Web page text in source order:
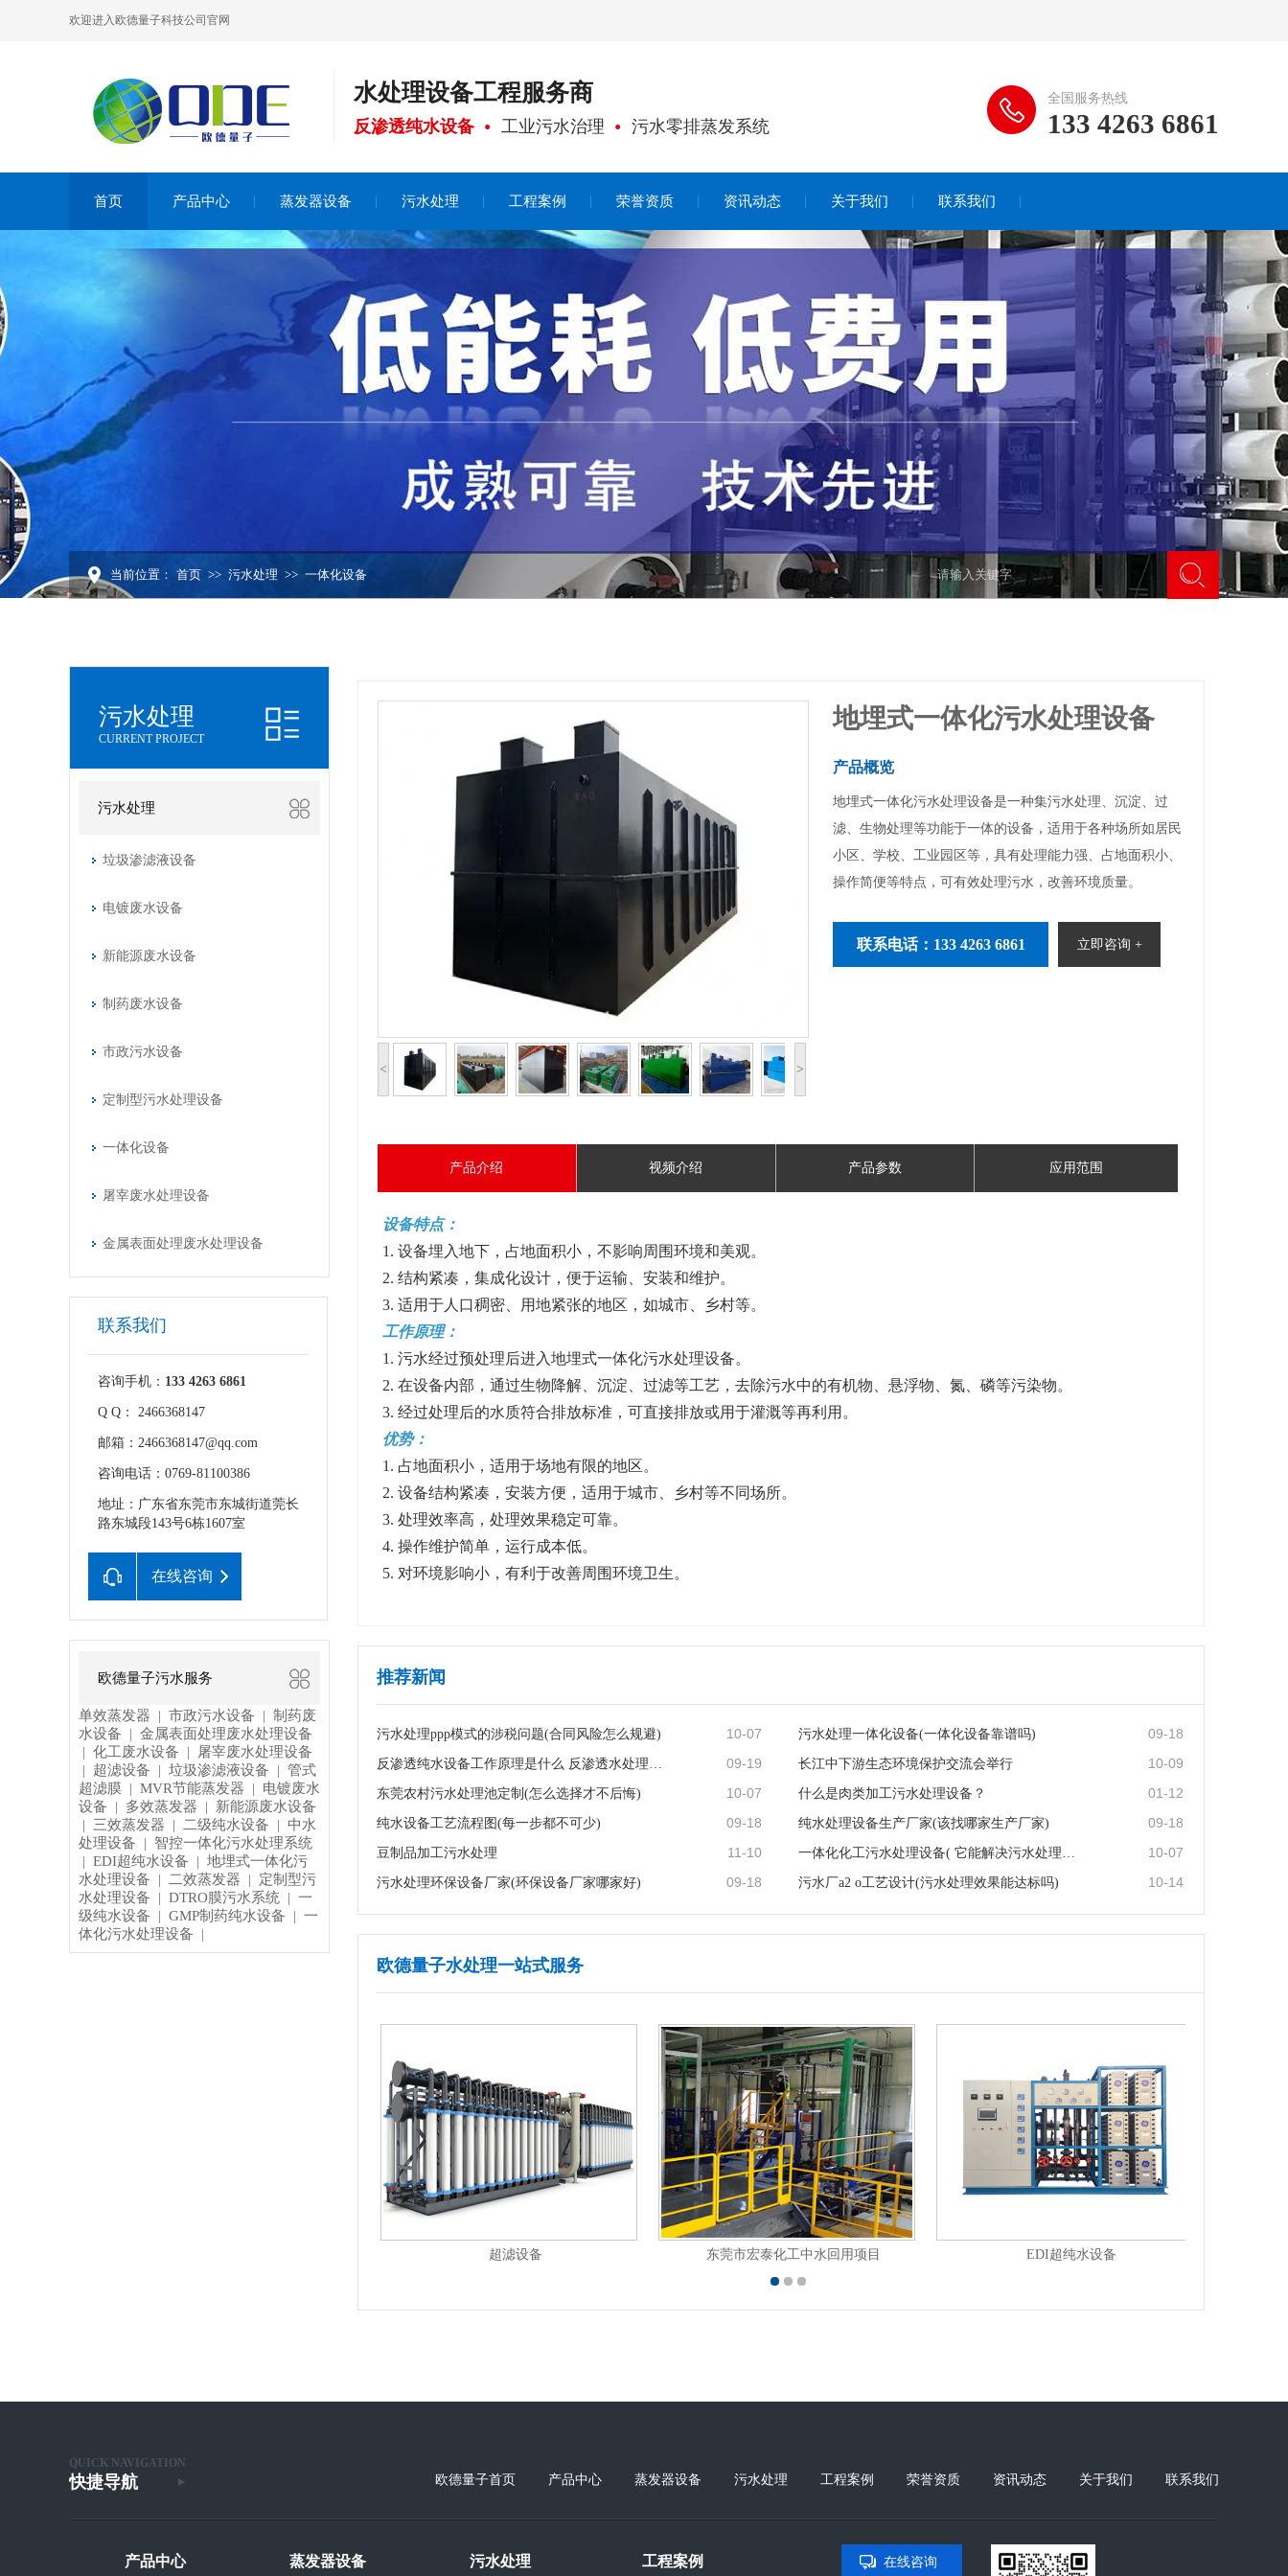
欢迎进入欧德量子科技公司官网
水处理设备工程服务商
反渗透纯水设备 工业污水治理 污水零排蒸发系统
全国服务热线
133 4263 6861
首页 产品中心 蒸发器设备 污水处理 工程案例 荣誉资质 资讯动态 关于我们 联系我们
当前位置： 首页 >> 污水处理 >> 一体化设备
污水处理
CURRENT PROJECT
污水处理
垃圾渗滤液设备
电镀废水设备
新能源废水设备
制药废水设备
市政污水设备
定制型污水处理设备
一体化设备
屠宰废水处理设备
金属表面处理废水处理设备
联系我们
咨询手机： 133 4263 6861
Q Q： 2466368147
邮箱：2466368147@qq.com
咨询电话：0769-81100386
地址：广东省东莞市东城街道莞长
路东城段143号6栋1607室
在线咨询
欧德量子污水服务
单效蒸发器 市政污水设备
制药废
水设备
金属表面处理废水处理设备
化工废水设备 屠宰废水处理设备
超滤设备 垃圾渗滤液设备
管式
超滤膜
MVR节能蒸发器
电镀废水
设备
多效蒸发器 新能源废水设备
三效蒸发器 二级纯水设备
中水
处理设备
智控一体化污水处理系统
EDI超纯水设备
地埋式一体化污
水处理设备
二效蒸发器
定制型污
水处理设备
DTRO膜污水系统
一
级纯水设备
GMP制药纯水设备
一
体化污水处理设备
< >
地埋式一体化污水处理设备
产品概览
地埋式一体化污水处理设备是一种集污水处理、沉淀、过
滤、生物处理等功能于一体的设备，适用于各种场所如居民
小区、学校、工业园区等，具有处理能力强、占地面积小、
操作简便等特点，可有效处理污水，改善环境质量。
联系电话：133 4263 6861 立即咨询 +
产品介绍 视频介绍 产品参数 应用范围
设备特点：
1. 设备埋入地下，占地面积小，不影响周围环境和美观。
2. 结构紧凑，集成化设计，便于运输、安装和维护。
3. 适用于人口稠密、用地紧张的地区，如城市、乡村等。
工作原理：
1. 污水经过预处理后进入地埋式一体化污水处理设备。
2. 在设备内部，通过生物降解、沉淀、过滤等工艺，去除污水中的有机物、悬浮物、氮、磷等污染物。
3. 经过处理后的水质符合排放标准，可直接排放或用于灌溉等再利用。
优势：
1. 占地面积小，适用于场地有限的地区。
2. 设备结构紧凑，安装方便，适用于城市、乡村等不同场所。
3. 处理效率高，处理效果稳定可靠。
4. 操作维护简单，运行成本低。
5. 对环境影响小，有利于改善周围环境卫生。
推荐新闻
污水处理ppp模式的涉税问题(合同风险怎么规避) 10-07 污水处理一体化设备(一体化设备靠谱吗) 09-18
反渗透纯水设备工作原理是什么 反渗透水处理的原理及优点··· 09-19 长江中下游生态环境保护交流会举行 10-09
东莞农村污水处理池定制(怎么选择才不后悔) 10-07 什么是肉类加工污水处理设备？ 01-12
纯水设备工艺流程图(每一步都不可少) 09-18 纯水处理设备生产厂家(该找哪家生产厂家) 09-18
豆制品加工污水处理 11-10 一体化化工污水处理设备( 它能解决污水处理的痛点吗) 10-07
污水处理环保设备厂家(环保设备厂家哪家好) 09-18 污水厂a2 o工艺设计(污水处理效果能达标吗) 10-14
欧德量子水处理一站式服务
广东东莞造纸废水深度处理与回用项目 东莞钜亚超声波废水治理项目 GMP制药纯水设备
QUICK NAVIGATION
快捷导航 欧德量子首页 产品中心 蒸发器设备 污水处理 工程案例 荣誉资质 资讯动态 关于我们 联系我们
产品中心 蒸发器设备 污水处理 工程案例 在线咨询